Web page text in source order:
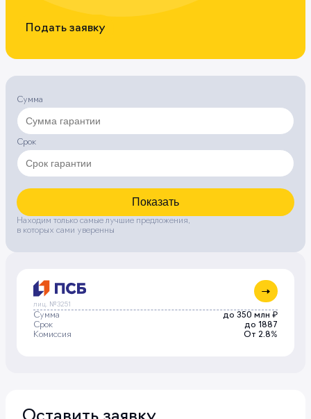
Подать заявку
Сумма
Срок
Показать
Находим только самые лучшие предложения,
в которых сами уверенны
лиц. №3251
Сумма
до 350 млн ₽
Срок
до 1887
Комиссия
От 2.8%